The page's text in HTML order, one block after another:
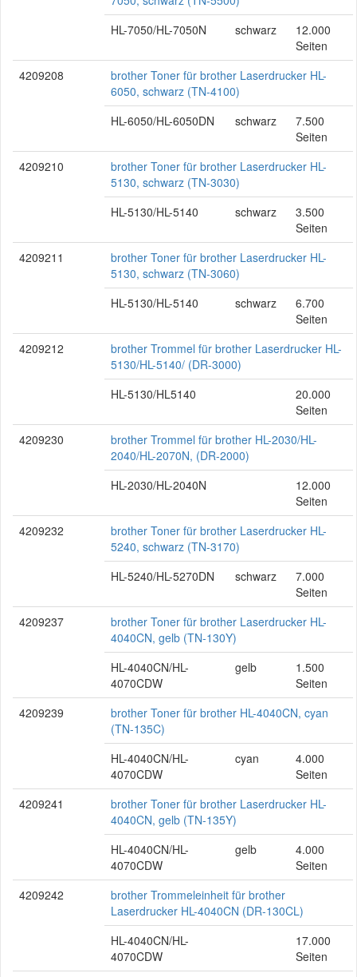
HL-7050/HL-7050N
schwarz
12.000
Seiten
4209208
brother Toner für brother Laserdrucker HL-
6050, schwarz (TN-4100)
HL-6050/HL-6050DN
schwarz
7.500
Seiten
4209210
brother Toner für brother Laserdrucker HL-
5130, schwarz (TN-3030)
HL-5130/HL-5140
schwarz
3.500
Seiten
4209211
brother Toner für brother Laserdrucker HL-
5130, schwarz (TN-3060)
HL-5130/HL-5140
schwarz
6.700
Seiten
4209212
brother Trommel für brother Laserdrucker HL-
5130/HL-5140/ (DR-3000)
HL-5130/HL5140
20.000
Seiten
4209230
brother Trommel für brother HL-2030/HL-
2040/HL-2070N, (DR-2000)
HL-2030/HL-2040N
12.000
Seiten
4209232
brother Toner für brother Laserdrucker HL-
5240, schwarz (TN-3170)
HL-5240/HL-5270DN
schwarz
7.000
Seiten
4209237
brother Toner für brother Laserdrucker HL-
4040CN, gelb (TN-130Y)
HL-4040CN/HL-
4070CDW
gelb
1.500
Seiten
4209239
brother Toner für brother HL-4040CN, cyan
(TN-135C)
HL-4040CN/HL-
4070CDW
cyan
4.000
Seiten
4209241
brother Toner für brother Laserdrucker HL-
4040CN, gelb (TN-135Y)
HL-4040CN/HL-
4070CDW
gelb
4.000
Seiten
4209242
brother Trommeleinheit für brother
Laserdrucker HL-4040CN (DR-130CL)
HL-4040CN/HL-
4070CDW
17.000
Seiten